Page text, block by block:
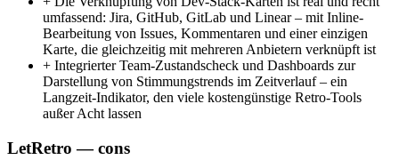
umfassend: Jira, GitHub, GitLab und Linear – mit Inline-
Bearbeitung von Issues, Kommentaren und einer einzigen
Karte, die gleichzeitig mit mehreren Anbietern verknüpft ist
+ Integrierter Team-Zustandscheck und Dashboards zur
Darstellung von Stimmungstrends im Zeitverlauf – ein
Langzeit-Indikator, den viele kostengünstige Retro-Tools
außer Acht lassen
LetRetro — cons